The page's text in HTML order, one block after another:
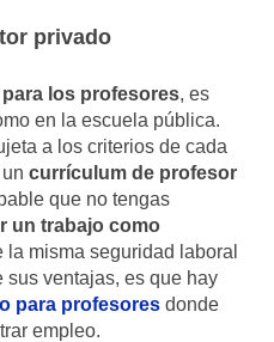
privado
los profesores, es
en la escuela pública.
a los criterios de cada
currículum de profesor
que no tengas
un trabajo como
la misma seguridad laboral
ventajas, es que hay
para profesores donde
empleo.